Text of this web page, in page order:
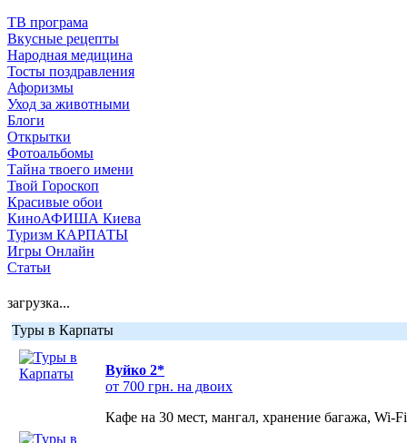
ТВ програма
Вкусные рецепты
Народная медицина
Тосты поздравления
Афоризмы
Уход за животными
Блоги
Открытки
Фотоальбомы
Тайна твоего имени
Твой Гороскоп
Красивые обои
КиноАФИША Киева
Туризм КАРПАТЫ
Игры Онлайн
Статьи
загрузка...
Туры в Карпаты
Вуйко 2*
от 700 грн. на двоих
Кафе на 30 мест, мангал, хранение багажа, Wi-